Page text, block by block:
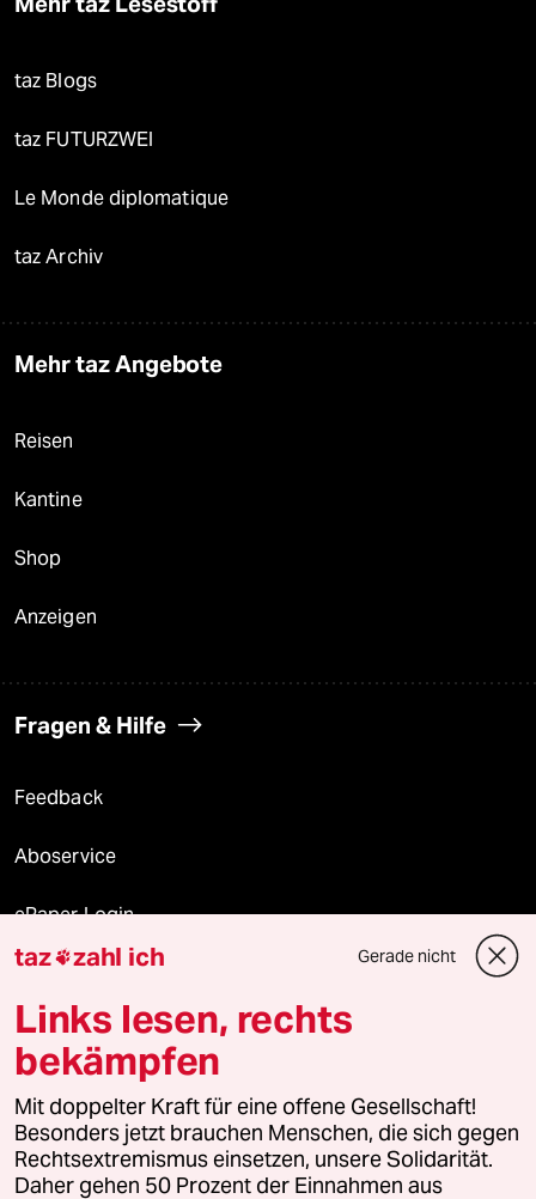
taz Blogs
taz FUTURZWEI
Le Monde diplomatique
taz Archiv
Mehr taz Angebote
Reisen
Kantine
Shop
Anzeigen
Fragen & Hilfe
Feedback
Aboservice
ePaper Login
Downloads für Abonnierende
© 2026 taz Verlags und Vertriebs GmbH
Alle Rechte vorbehalten. Bei rechtlichen Fragen oder für Genehmigungen
wenden Sie sich bitte an
lizenzen@taz.de
taz zahl ich Gerade nicht
Links lesen, rechts
bekämpfen
Mit doppelter Kraft für eine offene Gesellschaft!
Besonders jetzt brauchen Menschen, die sich gegen
Rechtsextremismus einsetzen, unsere Solidarität.
Daher gehen 50 Prozent der Einnahmen aus